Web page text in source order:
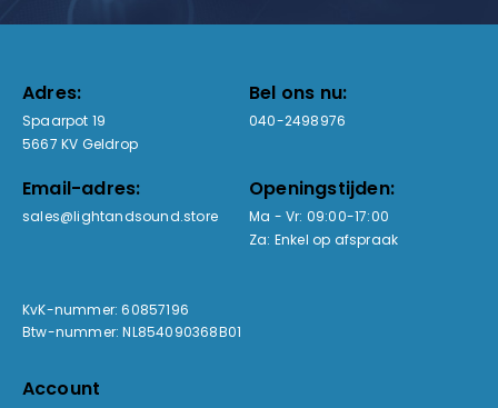
Adres:
Spaarpot 19
5667 KV Geldrop
Bel ons nu:
040-2498976
Email-adres:
sales@lightandsound.store
Openingstijden:
Ma - Vr: 09:00-17:00
Za: Enkel op afspraak
KvK-nummer: 60857196
Btw-nummer: NL854090368B01
Account